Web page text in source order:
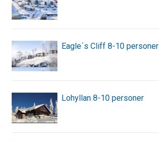
Eagle´s Cliff 8-10 personer
Lohyllan 8-10 personer